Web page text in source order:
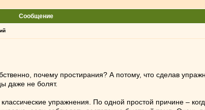
Сообщение
почему простирания? А потому, что сделав
даже не болят.
упражнения. По одной простой причине –